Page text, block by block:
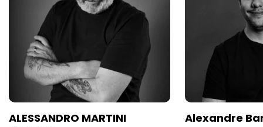
ALESSANDRO MARTINI
Alexandre